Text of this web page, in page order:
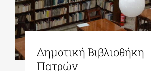
Δημοτική Βιβλιοθήκη
Πατρών